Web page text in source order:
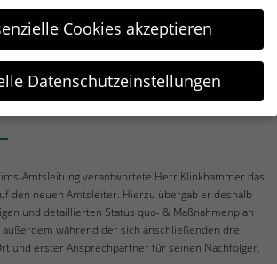
entwickelt werden. Viele der Projekte und
wurden bereits während der Amtszeit von Herrn
Klinkhammer angestoßen..
Amtsleitung verantwortete Herr Klinkhammer das
den neuen Amtsleiter. Hierzu übergab er deshalb
und detaillierten Status quo- & Maßnahmenplan
während der sich anschließenden drei
und erster Ansprechpartner für seinen Nachfolger.
Cookies akzeptieren
Datenschutzeinstellungen
alt sind und Ihre Zustimmung zu
um Erlaubnis bitten.
und andere Technologien auf unserer
ihnen sind essenziell, während andere
und Ihre Erfahrung zu verbessern.
Daten können verarbeitet werden (z. B. IP-